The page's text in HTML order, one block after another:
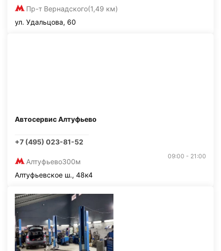
Пр-т Вернадского(1,49 км)
ул. Удальцова, 60
Автосервис Алтуфьево
+7 (495) 023-81-52
Алтуфьево300м
09:00 - 21:00
Алтуфьевское ш., 48к4